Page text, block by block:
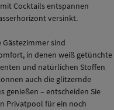
Cocktails entspannen
versinkt.
Gästezimmer sind
in denen weiß getünchte
und natürlichen Stoffen
auch die glitzernde
genießen – entscheiden Sie
Privatpool für ein noch